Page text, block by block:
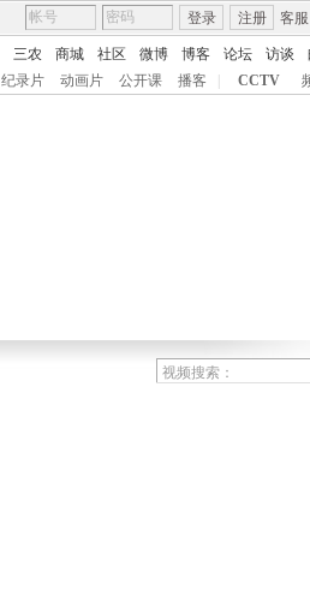
客服
登录 注册
三农 商城 社区 微博 博客 论坛 访谈
纪录片 动画片 公开课 播客 CCTV